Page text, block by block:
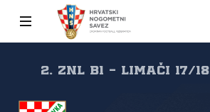
2. ZNL B1 - LIMAČI 17/